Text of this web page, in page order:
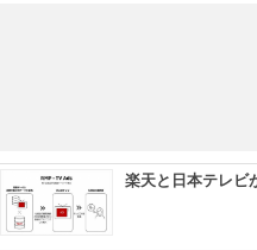
楽天と日本テレ